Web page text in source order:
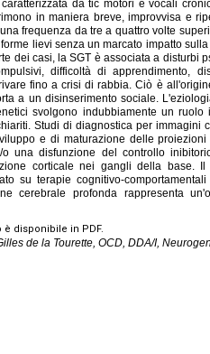
da tic motori e vocali
in maniera breve, improvvisa e
frequenza da tre a quattro volte
lievi senza un marcato impatto
dei casi, la SGT è associata a disturbi
difficoltà di apprendimento,
fino a crisi di rabbia. Ciò è
a un disinserimento sociale.
svolgono indubbiamente un ruolo
Studi di diagnostica per immagini
e di maturazione delle
una disfunzione del controllo
corticale nei gangli della base.
su terapie cognitivo-
cerebrale profonda rappresenta
è disponibile in PDF.
de la Tourette, OCD, DDA/I,